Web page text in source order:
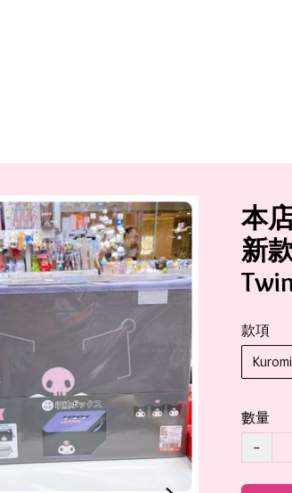
本
新
款項
Kuromi
數量
−